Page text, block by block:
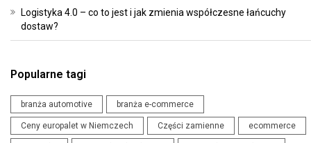
Logistyka 4.0 – co to jest i jak zmienia współczesne łańcuchy
dostaw?
Popularne tagi
branża automotive branża e-commerce
Ceny europalet w Niemczech Części zamienne ecommerce